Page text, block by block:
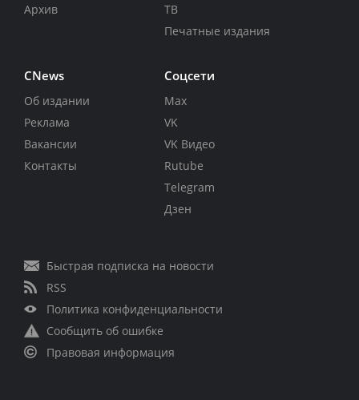
Архив
ТВ
Печатные издания
CNews
Об издании
Реклама
Вакансии
Контакты
Соцсети
Max
VK
VK Видео
Rutube
Telegram
Дзен
Быстрая подписка на новости
RSS
Политика конфиденциальности
Сообщить об ошибке
Правовая информация